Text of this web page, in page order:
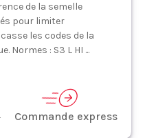
de la semelle
pour limiter
les codes de la
Normes : S3 L HI ...
Commande express